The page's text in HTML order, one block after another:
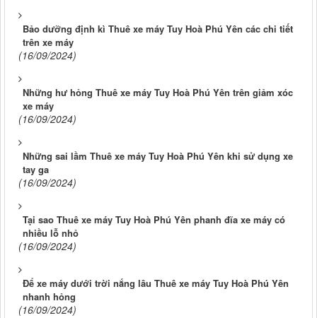
Bảo dưỡng định kì Thuê xe máy Tuy Hoà Phú Yên các chi tiết
trên xe máy
(16/09/2024)
Những hư hỏng Thuê xe máy Tuy Hoà Phú Yên trên giảm xóc
xe máy
(16/09/2024)
Những sai lầm Thuê xe máy Tuy Hoà Phú Yên khi sử dụng xe
tay ga
(16/09/2024)
Tại sao Thuê xe máy Tuy Hoà Phú Yên phanh đĩa xe máy có
nhiều lỗ nhỏ
(16/09/2024)
Để xe máy dưới trời nắng lâu Thuê xe máy Tuy Hoà Phú Yên
nhanh hỏng
(16/09/2024)